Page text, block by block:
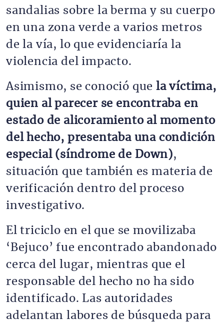
sandalias sobre la berma y su cuerpo
en una zona verde a varios metros
de la vía, lo que evidenciaría la
violencia del impacto.
Asimismo, se conoció que la víctima,
quien al parecer se encontraba en
estado de alicoramiento al momento
del hecho, presentaba una condición
especial (síndrome de Down),
situación que también es materia de
verificación dentro del proceso
investigativo.
El triciclo en el que se movilizaba
‘Bejuco’ fue encontrado abandonado
cerca del lugar, mientras que el
responsable del hecho no ha sido
identificado. Las autoridades
adelantan labores de búsqueda para